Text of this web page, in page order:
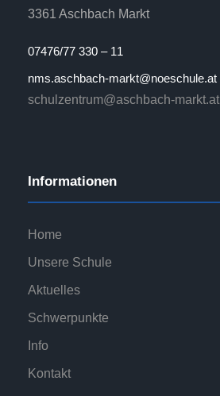
3361 Aschbach Markt
07476/77 330 – 11
nms.aschbach-markt@noeschule.at
schulzentrum@aschbach-markt.at
Informationen
Home
Unsere Schule
Aktuelles
Schwerpunkte
Info
Kontakt